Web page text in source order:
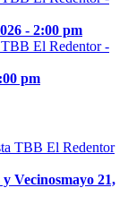
- 2:00 pm
pm
Vecinosmayo 21,